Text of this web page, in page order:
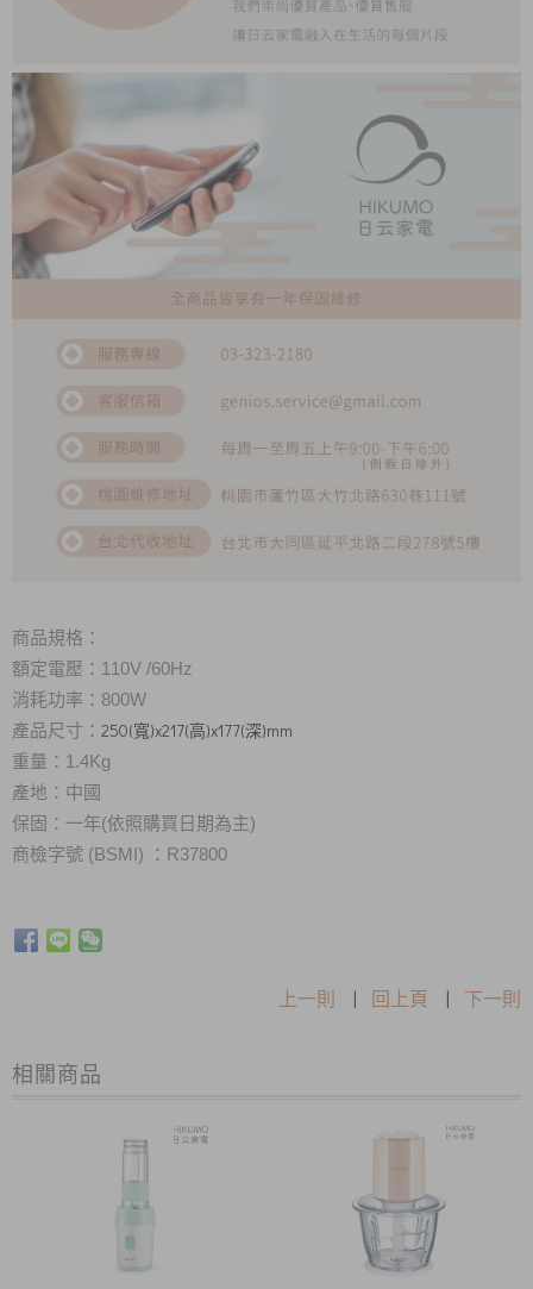
商品規格：
額定電壓：110V /60Hz
消耗功率：800W
產品尺寸： 250(寬)x217(高)x177(深)mm
重量：1.4Kg
產地：中國
保固：一年(依照購買日期為主)
商檢字號 (BSMI)
：R37800
上一則 | 回上頁 | 下一則
相關商品